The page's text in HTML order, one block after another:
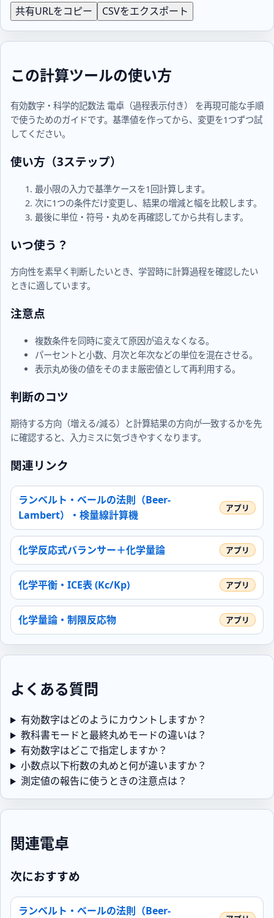
共有URLをコピー CSVをエクスポート
この計算ツールの使い方
有効数字・科学的記数法 電卓（過程表示付き） を再現可能な手順
で使うためのガイドです。基準値を作ってから、変更を1つずつ試
してください。
使い方（3ステップ）
最小限の入力で基準ケースを1回計算します。
次に1つの条件だけ変更し、結果の増減と幅を比較します。
最後に単位・符号・丸めを再確認してから共有します。
いつ使う？
方向性を素早く判断したいとき、学習時に計算過程を確認したい
ときに適しています。
注意点
複数条件を同時に変えて原因が追えなくなる。
パーセントと小数、月次と年次などの単位を混在させる。
表示丸め後の値をそのまま厳密値として再利用する。
判断のコツ
期待する方向（増える/減る）と計算結果の方向が一致するかを先
に確認すると、入力ミスに気づきやすくなります。
関連リンク
ランベルト・ベールの法則（Beer-
Lambert）・検量線計算機
化学反応式バランサー＋化学量論
化学平衡・ICE表 (Kc/Kp)
化学量論・制限反応物
よくある質問
有効数字はどのようにカウントしますか？
教科書モードと最終丸めモードの違いは？
有効数字はどこで指定しますか？
小数点以下桁数の丸めと何が違いますか？
測定値の報告に使うときの注意点は？
関連電卓
次におすすめ
ランベルト・ベールの法則（Beer-